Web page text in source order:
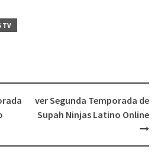
TV
ver Segunda Temporada de
Supah Ninjas Latino Online